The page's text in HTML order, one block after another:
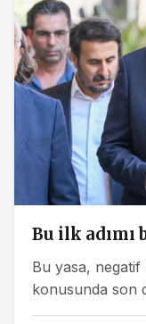
Bu ilk adımı
Bu yasa, negatif
konusunda son
evredir"Çerçeve